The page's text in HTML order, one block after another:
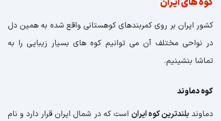
کشور ایران بر روی کمربندهای کوهستانی واقع شده به همین دل
در نواحی مختلف آن می توانیم کوه های بسیار زیبایی را به
تماشا بنشینیم.
کوه دماوند
دماوندبلندترین کوه ایران است که در شمال ایران قرار دارد و نام